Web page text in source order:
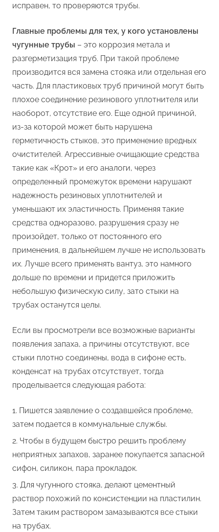
исправен, то проверяются трубы.
Главные проблемы для тех, у кого установлены
чугунные трубы – это коррозия метала и
разгерметизация труб. При такой проблеме
производится вся замена стояка или отдельная его
часть. Для пластиковых труб причиной могут быть
плохое соединение резинового уплотнителя или
наоборот, отсутствие его. Еще одной причиной,
из-за которой может быть нарушена
герметичность стыков, это применение вредных
очистителей. Агрессивные очищающие средства
такие как «Крот» и его аналоги, через
определенный промежуток времени нарушают
надежность резиновых уплотнителей и
уменьшают их эластичность. Применяя такие
средства одноразово, разрушения сразу не
произойдет, только от постоянного его
применения, в дальнейшем лучше не использовать
их. Лучше всего применять вантуз, это намного
дольше по времени и придется приложить
небольшую физическую силу, зато стыки на
трубах останутся целы.
Если вы просмотрели все возможные варианты
появления запаха, а причины отсутствуют, все
стыки плотно соединены, вода в сифоне есть,
конденсат на трубах отсутствует, тогда
проделывается следующая работа:
Пишется заявление о создавшейся проблеме,
затем подается в коммунальные службы.
Чтобы в будущем быстро решить проблему
неприятных запахов, заранее покупается запасной
сифон, силикон, пара прокладок.
Для чугунного стояка, делают цементный
раствор похожий по консистенции на пластилин.
Затем таким раствором замазываются все стыки
на трубах.